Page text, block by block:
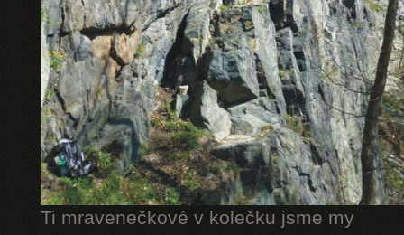
Ti mravenečkové v kolečku jsme my